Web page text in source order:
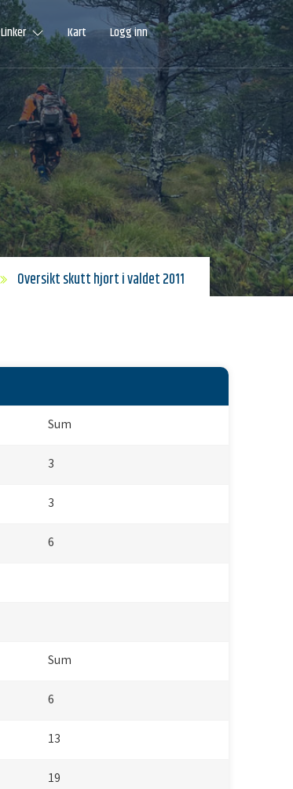
Linker Kart Logg inn
Oversikt skutt hjort i valdet 2011
Sum
3
3
6
Sum
6
13
19